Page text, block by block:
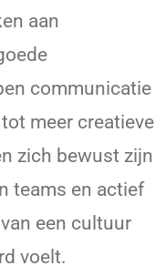
aan
communicatie
meer creatieve
zich bewust zijn
teams en actief
een cultuur
voelt.